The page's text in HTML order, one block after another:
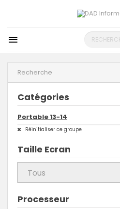

Recherche
Catégories
Portable 13-14
Réinitialiser ce groupe
Taille Ecran
Processeur